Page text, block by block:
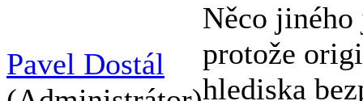
Pavel Dostál
Něco
protože
hlediska